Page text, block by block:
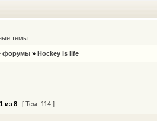
темы
форумы » Hockey is life
1 из 8 [ Тем: 114 ]